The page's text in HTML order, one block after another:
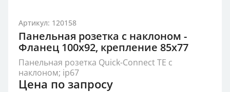
Артикул: 120158
Панельная розетка с наклоном -
Фланец 100x92, крепление 85x77
Панельная розетка Quick-Connect TE с
наклоном; ip67
Цена по запросу